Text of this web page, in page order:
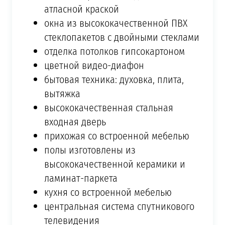
атласной краской
окна из высококачественной ПВХ
стеклопакетов с двойными стеклами
отделка потолков гипсокартоном
цветной видео-диафон
бытовая техника: духовка, плита,
вытяжка
высококачественная стальная
входная дверь
прихожая со встроенной мебелью
полы изготовлены из
высококачественной керамики и
ламинат-паркета
кухня со встроенной мебелью
центральная система спутникового
телевидения